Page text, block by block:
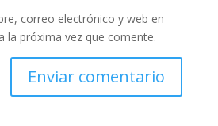
correo electrónico y web en
la próxima vez que comente.